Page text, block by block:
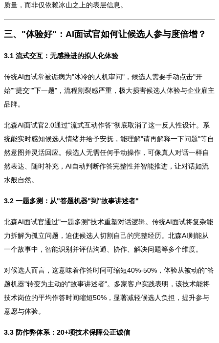
质量，而非仅依赖冰山之上的表层信息。
三、"体验好"：AI面试官如何让候选人参与度倍增？
3.1 流式交互：无感推进的拟人化体验
传统AI面试常被诟病为"冰冷的人机审问"，候选人需要手动点击"开
始""提交""下一题"，流程割裂感严重，极大损害候选人体验与企业雇主
品牌。
北森AI面试官2.0通过"流式互动作答"彻底取消了这一反人性设计。系
统能实时感知候选人情绪并给予安抚，能理解"请再解释一下问题"等自
然意图并灵活回应。候选人无需任何手动操作，可像真人对话一样自
然表达、随时补充，AI自动判断作答完整性并智能推进，让对话如流
水般自然。
3.2 一题多测：从"答题机器"到"故事讲述者"
北森AI面试官通过"一题多测"技术重塑对话逻辑。传统AI面试将复杂能
力拆解为孤立问题，迫使候选人切割自己的完整经历。北森AI则能从
一个故事中，智能识别并评估沟通、协作、解决问题等多个维度。
对候选人而言，这意味着作答时间可缩短40%-50%，体验从被动的"答
题机器"转变为主动的"故事讲述者"。多家客户实践表明，该技术能将
技术岗位的平均作答时间缩短50%，显著减轻候选人负担，提升参与
意愿与体验。
3.3 防作弊体系：20+项技术保障公正诚信